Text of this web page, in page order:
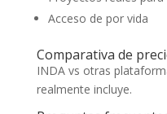
Acceso de por vida
Comparativa de
INDA vs otras
realmente incluye.